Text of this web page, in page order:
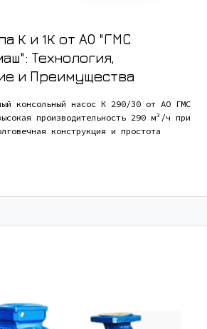
К и 1К от АО "ГМС
Технология,
и Преимущества
консольный насос К 290/30 от АО ГМС
производительность 290 м³/ч при
конструкция и простота